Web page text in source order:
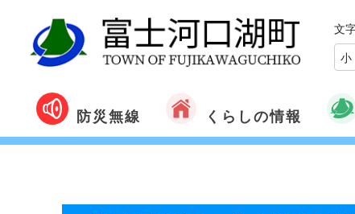
文
小
防災無線 くらしの情報